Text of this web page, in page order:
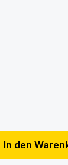
In den